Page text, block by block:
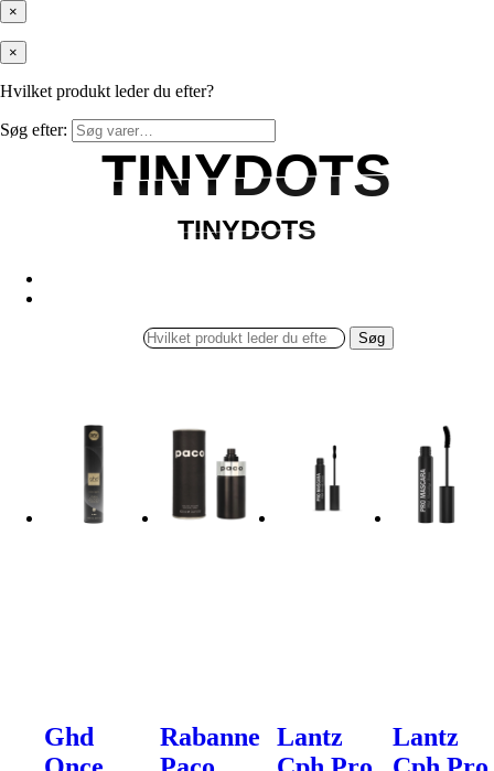
×
×
Hvilket produkt leder du efter?
Søg efter:
TINYDOTS
TINYDOTS
TINYDOTS
TINYDOTS
Søg
Ghd
Rabanne
Lantz
Lantz